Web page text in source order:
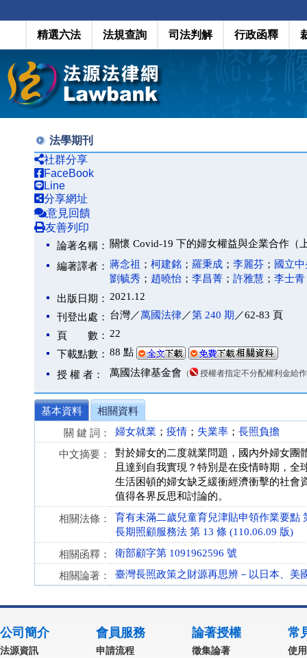
精選六法 法規查詢 司法判解 行政函釋
法學期刊
社群分享
FaceBook
Line
分享網址
意見回饋
友善列印
論著名稱： 關懷 Covid-19 下的婦女權益與企業合作（
編著譯者： 蔣念祖 ； 柯建銘 ； 羅秉成 ； 李麗芬 ； 國立
劉毓秀 ； 趙曉怡 ； 李昌菁 ； 許雅慧 ； 李士青
出版日期： 2021.12
刊登出處： 台灣／萬國法律／第 240 期 ／62-83 頁
頁 數： 22
下載點數： 88 點
授 權 者： 萬國法律基金會 （ 授權者指定不分配權利金給
基本資料
相關資料
關 鍵 詞：
婦女就業 ； 疫情 ； 失業率 ； 長照負擔
中文摘要：
對於婦女的二度就業問題，國內外婦女團
且達到自我實現？特別是在疫情時期，
生活困頓的婦女缺乏緩衝經濟衝擊的社會
值得各界反思和討論的。
相關法條：
育有未滿二歲兒童育兒津貼申領作業要點
長期照顧服務法 第 13 條 (110.06.09 版)
相關函釋： 衛部顧字第 1091962596 號
相關論著： 臺灣長照政策之財源再思辨－以日本、美
公司簡介
法源資訊
會員服務
申請流程
論著授權
徵集論著
常
使